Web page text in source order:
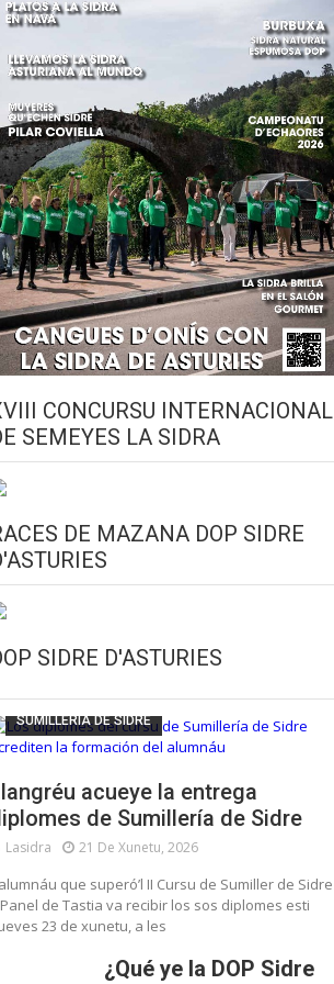
CONCURSU INTERNACIONAL
SEMEYES LA SIDRA
DE MAZANA DOP SIDRE
SIDRE D'ASTURIES
ESCUELA DE SUMILLERÍA DE LA SIDRE
SUMILLERÍA DE SIDRE
acueye la entrega
de Sumillería de Sidre
Lasidra 21 De Xunetu, 2026
que superó’l II Cursu de Sumiller de Sidre
de Tastia va recibir los sos diplomes esti
23 de xunetu, a les
¿Qué ye la DOP Sidre